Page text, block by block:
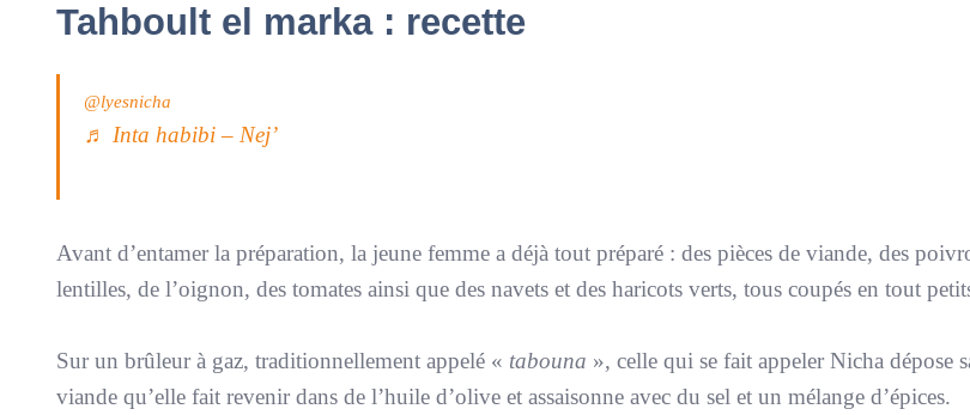
Tahboult el marka : recette
@lyesnicha
♬ Inta habibi – Nej’
Avant d’entamer la préparation, la jeune femme a déjà tout préparé : des pièces de viande, des
lentilles, de l’oignon, des tomates ainsi que des navets et des haricots verts, tous coupés en tout
Sur un brûleur à gaz, traditionnellement appelé « tabouna », celle qui se fait appeler Nicha dépose
viande qu’elle fait revenir dans de l’huile d’olive et assaisonne avec du sel et un mélange d’épices.